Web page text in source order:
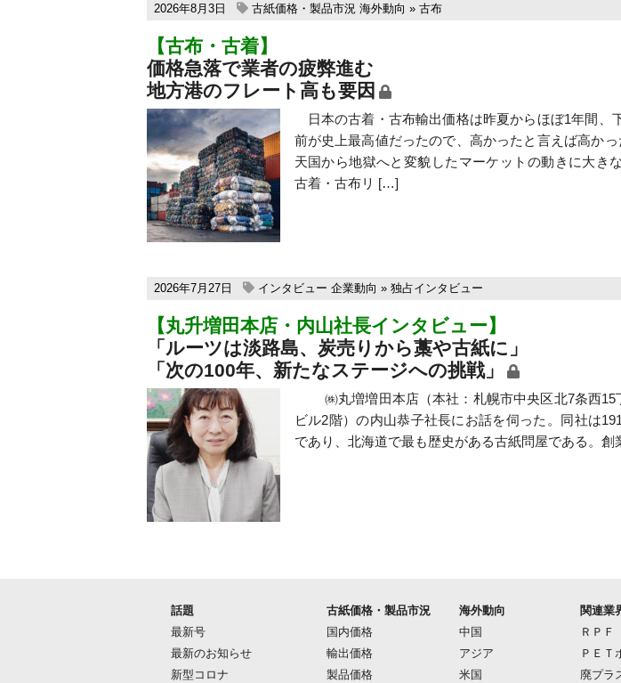
2026年8月3日 古紙価格・製品市況 海外動向 » 古布
【古布・古着】
価格急落で業者の疲弊進む
地方港のフレート高も要因
日本の古着・古布輸出価格は昨夏からほぼ1年間、
前が史上最高値だったので、高かったと言えば高か
天国から地獄へと変貌したマーケットの動きに大き
古着・古布リ […]
2026年7月27日 インタビュー 企業動向 » 独占インタビュー
【丸升増田本店・内山社長インタビュー】
「ルーツは淡路島、炭売りから藁や古紙に」
「次の100年、新たなステージへの挑戦」
㈱丸増増田本店（本社：札幌市中央区北7条西15
ビル2階）の内山恭子社長にお話を伺った。同社は
であり、北海道で最も歴史がある古紙問屋である。
話題
最新号
最新のお知らせ
新型コロナ
古紙価格・製品市況
国内価格
輸出価格
製品価格
海外動向
中国
アジア
米国
関連業
ＲＰＦ
ＰＥＴ
廃プラ